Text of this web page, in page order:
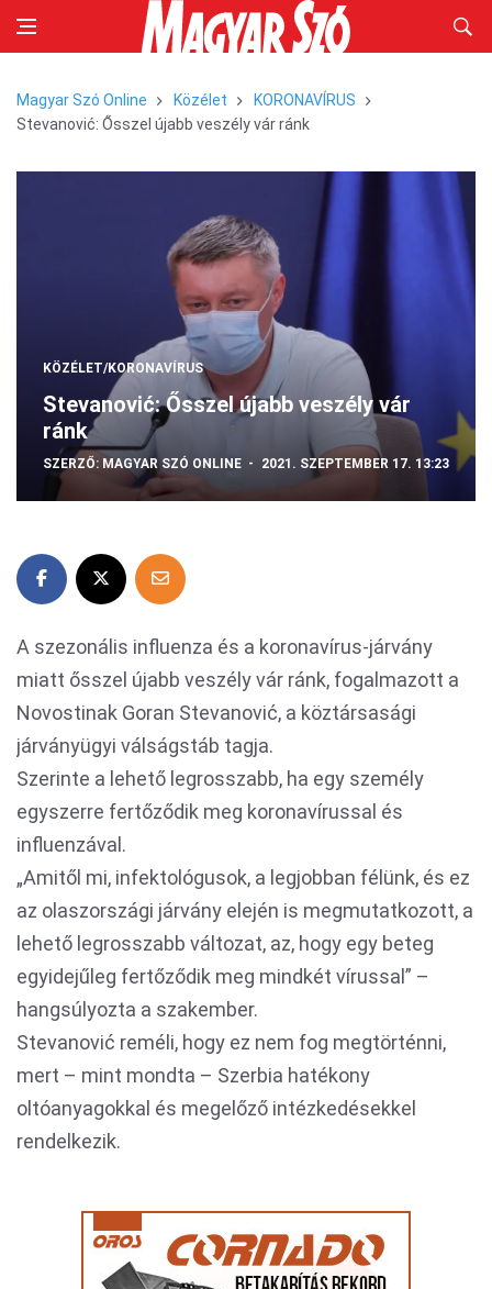
Magyar Szó Online Közélet
KORONAVÍRUS
Stevanović: Ősszel újabb veszély vár ránk
KÖZÉLET/KORONAVÍRUS
Stevanović: Ősszel újabb veszély vár
ránk
SZERZŐ: MAGYAR SZÓ ONLINE 2021. SZEPTEMBER 17. 13:23
A szezonális influenza és a koronavírus-járvány
miatt ősszel újabb veszély vár ránk, fogalmazott a
Novostinak Goran Stevanović, a köztársasági
járványügyi válságstáb tagja.
Szerinte a lehető legrosszabb, ha egy személy
egyszerre fertőződik meg koronavírussal és
influenzával.
„Amitől mi, infektológusok, a legjobban félünk, és ez
az olaszországi járvány elején is megmutatkozott, a
lehető legrosszabb változat, az, hogy egy beteg
egyidejűleg fertőződik meg mindkét vírussal” –
hangsúlyozta a szakember.
Stevanović reméli, hogy ez nem fog megtörténni,
mert – mint mondta – Szerbia hatékony
oltóanyagokkal és megelőző intézkedésekkel
rendelkezik.